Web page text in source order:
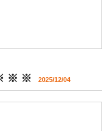
※ ※ 2025/12/04